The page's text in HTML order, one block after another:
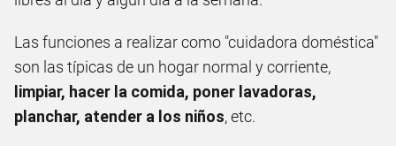
Las funciones a realizar como "cuidadora doméstica"
son las típicas de un hogar normal y corriente,
limpiar, hacer la comida, poner lavadoras,
planchar, atender a los niños, etc.